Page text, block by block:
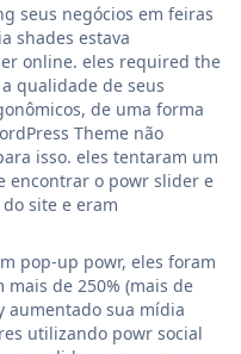
seus negócios em feiras
shades estava
online. eles required the
qualidade de seus
de uma forma
Theme não
isso. eles tentaram um
encontrar o powr slider e
site e eram
pop-up powr, eles foram
mais de 250% (mais de
aumentado sua mídia
utilizando powr social